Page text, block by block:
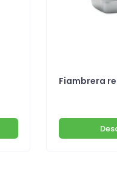
Fiambrera